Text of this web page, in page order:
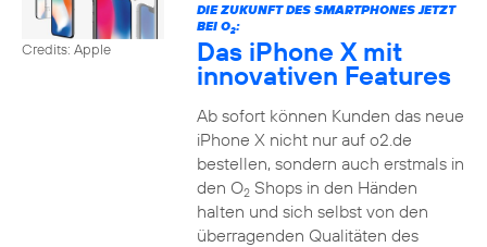
Credits: Apple
DIE ZUKUNFT DES SMARTPHONES JETZT
BEI O2:
Das iPhone X mit
innovativen Features
Ab sofort können Kunden das neue
iPhone X nicht nur auf o2.de
bestellen, sondern auch erstmals in
den O2Shops in den Händen
halten und sich selbst von den
überragenden Qualitäten des